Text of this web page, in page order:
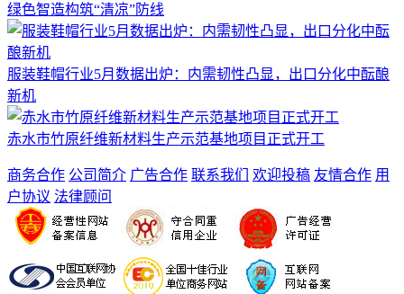
绿色智造构筑“清凉”防线
服装鞋帽行业5月数据出炉：内需韧性凸显，出口分化中酝酿
新机
赤水市竹原纤维新材料生产示范基地项目正式开工
商务合作 公司简介 广告合作 联系我们 欢迎投稿 友情合作 用
户协议 法律顾问